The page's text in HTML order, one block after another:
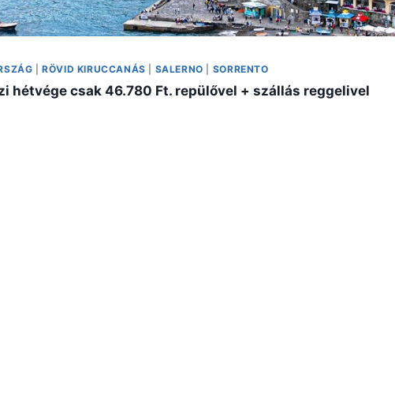
|RÖVID KIRUCCANÁS SALERNO SORRENTO
hétvége csak 46.780 Ft. repülővel + szállás reggelivel